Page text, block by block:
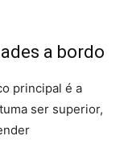
a bordo
principal é a
ser superior,